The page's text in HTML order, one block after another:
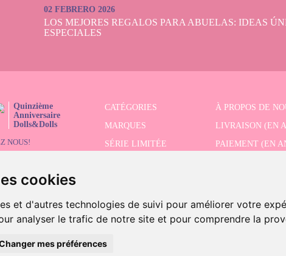
cookies
et d'autres technologies de suivi pour améliorer votre
analyser le trafic de notre site et pour comprendre la
mes préférences
02 FEBRERO 2026
LOS MEJORES REGALOS PARA ABUELAS: IDEAS
ESPECIALES
Quinzième
Anniversaire
Dolls&Dolls
NOUS!
CATÉGORIES
À PROPOS DE
MARQUES
LIVRAISON (EN
SÉRIE LIMITÉE
PAIEMENT (EN
©2026 Dolls And Dolls. Tous les droits sont réservés.